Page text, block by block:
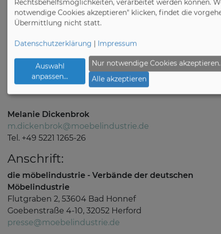
Pressekontakt:
Christine Scharrenbroch
c.scharrenbroch@moebelindustrie.de
Melanie Dickenbrok
m.dickenbrok@moebelindustrie.de
Tel. +49 5221 1265-26
Anschrift:
die möbelindustrie - Verbände der deutschen
Möbelindustrie
Flutgraben 2, 53604 Bad Honnef
Goebenstraße 4-10, 32052 Herford
presse@moebelindustrie.de
Rechtsbehelfsmöglichkeiten, verarbeitet werden können.
notwendige Cookies akzeptieren" klicken, findet die
Übermittlung nicht statt.
Datenschutzerklärung | Impressum
Auswahl
anpassen...
Nur notwendige Cookies akzeptieren.
Alle akzeptieren